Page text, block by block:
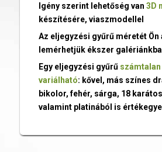
Igény szerint lehetőség van 3D
készítésére, viaszmodellel
Az eljegyzési gyűrű méretét Ön
lemérhetjük ékszer
Egy eljegyzési gyűrű
variálható: kővel, más színes
bikolor, fehér, sárga, 18
valamint platinából is